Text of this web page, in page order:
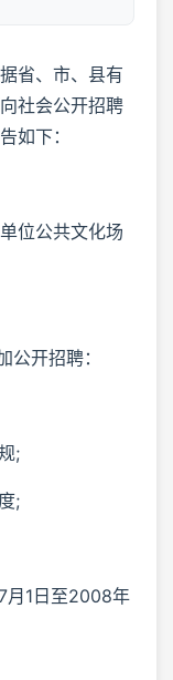
省、市、县有
社会公开招聘
如下：
位公共文化场
开招聘：
;
;
月1日至2008年